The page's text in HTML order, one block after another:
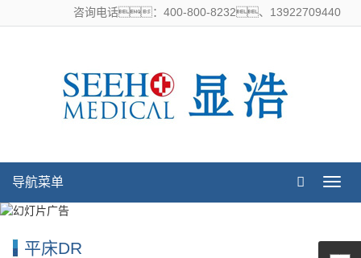
咨询电话：400-800-8232、13922709440
导
航
单
导航菜单
平床DR